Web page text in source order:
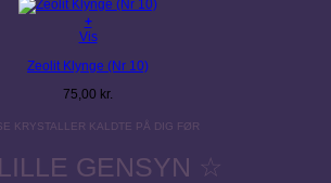
+
Vis
Zeolit Klynge (Nr 10)
75,00 kr.
KRYSTALLER KALDTE PÅ DIG FØR
GENSYN ☆